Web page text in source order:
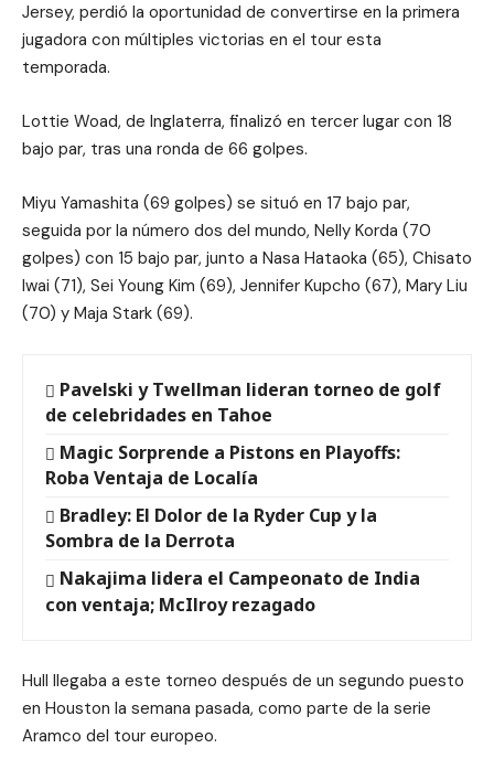
Jersey, perdió la oportunidad de convertirse en la primera
jugadora con múltiples victorias en el tour esta
temporada.
Lottie Woad, de Inglaterra, finalizó en tercer lugar con 18
bajo par, tras una ronda de 66 golpes.
Miyu Yamashita (69 golpes) se situó en 17 bajo par,
seguida por la número dos del mundo, Nelly Korda (70
golpes) con 15 bajo par, junto a Nasa Hataoka (65), Chisato
Iwai (71), Sei Young Kim (69), Jennifer Kupcho (67), Mary Liu
(70) y Maja Stark (69).
Pavelski y Twellman lideran torneo de golf
de celebridades en Tahoe
Magic Sorprende a Pistons en Playoffs:
Roba Ventaja de Localía
Bradley: El Dolor de la Ryder Cup y la
Sombra de la Derrota
Nakajima lidera el Campeonato de India
con ventaja; McIlroy rezagado
Hull llegaba a este torneo después de un segundo puesto
en Houston la semana pasada, como parte de la serie
Aramco del tour europeo.